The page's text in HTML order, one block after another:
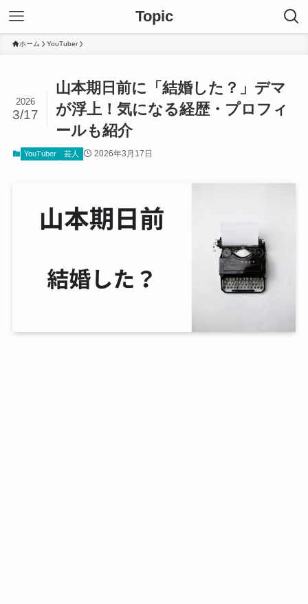
Topic
ホーム YouTuber
山本期日前に「結婚した？」デマ
が浮上！気になる経歴・プロフィ
ールも紹介
2026
3/17
YouTuber 芸人 2026年3月17日